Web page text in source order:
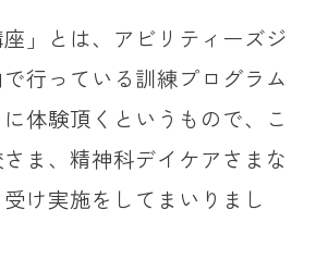
座」とは、アビリティーズジ
行っている訓練プログラム
体験頂くというもので、こ
ま、精神科デイケアさまな
け実施をしてまいりまし